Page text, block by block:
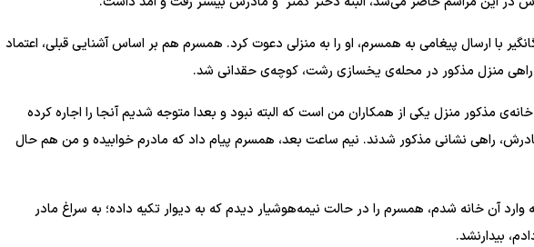
سال ۱۴۰۰این زن گروگانگیر با ارسال پیغامی به همسرم، او را به منزلی دعوت کرد. همسرم هم بر اساس آشنایی قبلی، اعتماد
مذکور منزل یکی از همکاران من است که البته نبود و بعدا متوجه شدیم آنجا را اجاره کرده
راهی نشانی مذکور شدند. نیم ساعت بعد، همسرم پیام داد که مادرم خوابیده و من هم حال
آن خانه شدم، همسرم را در حالت نیمه‌هوشیار دیدم که به دیوار تکیه داده؛ به سراغ مادر
بیدارنشد.